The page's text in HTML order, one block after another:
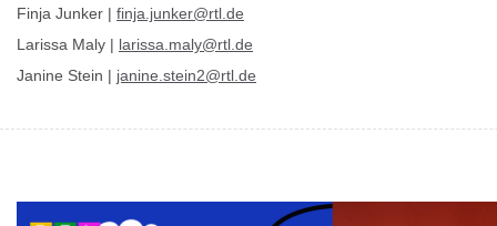
Finja Junker | finja.junker@rtl.de
Larissa Maly | larissa.maly@rtl.de
Janine Stein | janine.stein2@rtl.de